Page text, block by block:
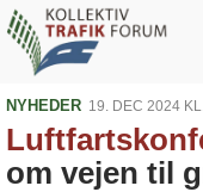
NYHEDER 19. DEC 2024
om vejen til